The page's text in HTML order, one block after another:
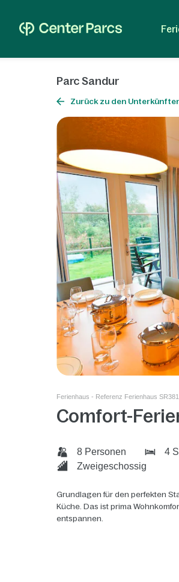
Parc Sandur
Zurück zu den
Ferienhaus - Referenz Ferienhaus SR381
Comfort-
8 Personen 4
Zweigeschossig
Grundlagen für den perfekten
Küche. Das ist prima
entspannen.